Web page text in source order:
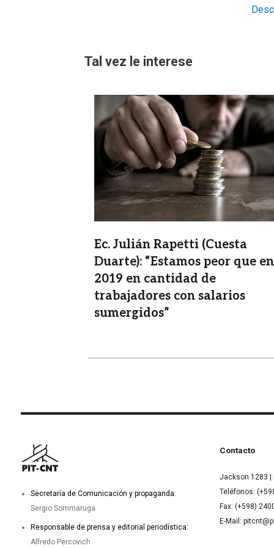
Tal vez le interese
Imagen
Ec. Julián Rapetti (Cuesta
Duarte): “Estamos peor que en
2019 en cantidad de
trabajadores con salarios
sumergidos”
Secretaría de Comunicación y propaganda:
Sergio Sommaruga
Responsable de prensa y editorial periodística:
Alfredo Percovich
Contacto
Jackson 1283 |
Teléfonos:
Fax: (+598)
E-Mail: